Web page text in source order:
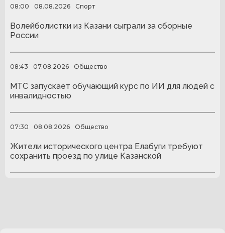
08:00 08.08.2026 Спорт
Волейболистки из Казани сыграли за сборные
России
08:43 07.08.2026 Общество
МТС запускает обучающий курс по ИИ для людей с
инвалидностью
07:30 08.08.2026 Общество
Жители исторического центра Елабуги требуют
сохранить проезд по улице Казанской